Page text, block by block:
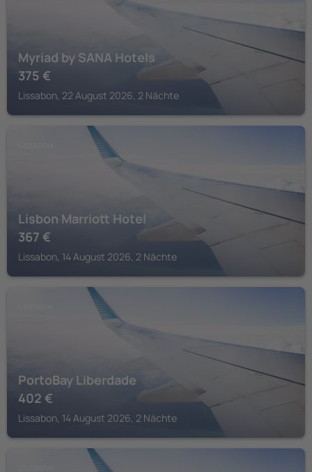
Myriad by SANA Hotels
375 €
Lissabon, 22 August 2026, 2 Nächte
Lisbon Marriott Hotel
367 €
Lissabon, 14 August 2026, 2 Nächte
PortoBay Liberdade
402 €
Lissabon, 14 August 2026, 2 Nächte